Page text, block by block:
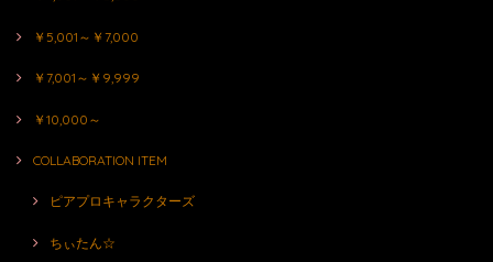
￥5,001～￥7,000
￥7,001～￥9,999
￥10,000～
COLLABORATION ITEM
ピアプロキャラクターズ
ちぃたん☆